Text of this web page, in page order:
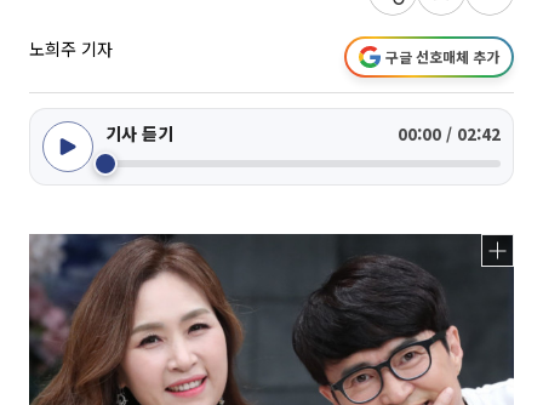
노희주 기자 구글 선호매체 추가
기사 듣기 00:00 / 02:42